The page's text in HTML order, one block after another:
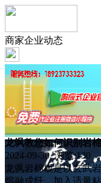
商家企业动态
龙飒教您如何识别岩
2024-09-30 浏览:130
龙飒岩棉板是以玄武
熔融成纤，加入适量